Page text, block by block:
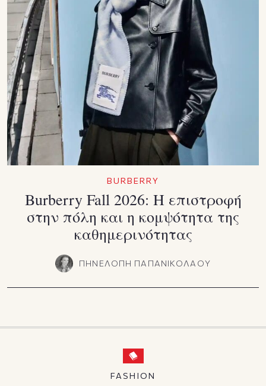
BURBERRY
Burberry Fall 2026: Η επιστροφή
στην πόλη και η κομψότητα της
καθημερινότητας
ΠΗΝΕΛΟΠΗ ΠΑΠΑΝΙΚΟΛΑΟΥ
FASHION